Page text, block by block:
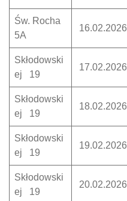
Św. Rocha
5A
16.02.2026
Skłodowski
ej 19
17.02.2026
Skłodowski
ej 19
18.02.2026
Skłodowski
ej 19
19.02.2026
Skłodowski
ej 19
20.02.2026